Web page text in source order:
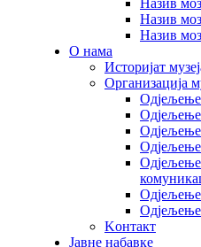
Назив
Назив
Назив
О нама
Историјат
Организација
Одјељење
Одјељење
Одјељење
Одјељење
Одјељење
Одјељење
Одјељење
Kонтакт
Јавне набавке